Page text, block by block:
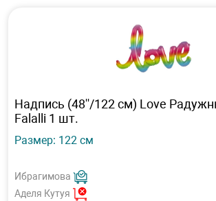
Надпись (48''/122 см) Love
Falalli 1 шт.
Размер: 122 см
Ибрагимова
Аделя Кутуя